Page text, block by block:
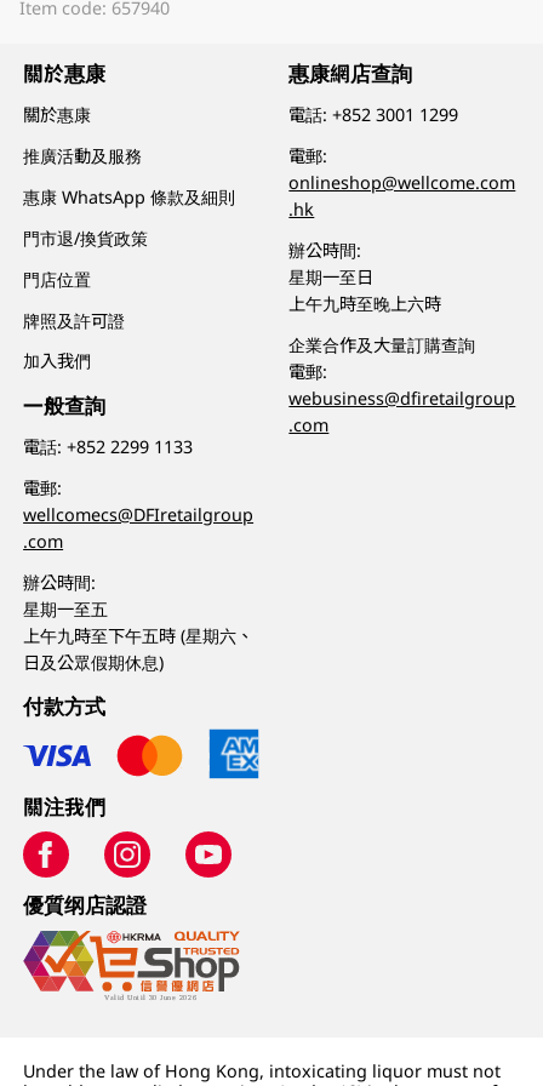
Item code: 657940
關於惠康
關於惠康
推廣活動及服務
惠康 WhatsApp 條款及細則
門市退/換貨政策
門店位置
牌照及許可證
加入我們
一般查詢
電話:+852 2299 1133
電郵:
wellcomecs@DFIretailgroup
.com
辦公時間:
星期一至五
上午九時至下午五時 (星期六、
日及公眾假期休息)
惠康網店查詢
電話:+852 3001 1299
電郵:
onlineshop@wellcome.com
.hk
辦公時間:
星期一至日
上午九時至晚上六時
企業合作及大量訂購查詢
電郵:
webusiness@dfiretailgroup
.com
付款方式
關注我們
優質纲店認證
Under the law of Hong Kong, intoxicating liquor must not